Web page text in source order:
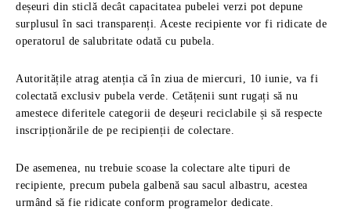
deșeuri din sticlă decât capacitatea pubelei verzi pot depune
surplusul în saci transparenți. Aceste recipiente vor fi ridicate de
operatorul de salubritate odată cu pubela.
Autoritățile atrag atenția că în ziua de miercuri, 10 iunie, va fi
colectată exclusiv pubela verde. Cetățenii sunt rugați să nu
amestece diferitele categorii de deșeuri reciclabile și să respecte
inscripționările de pe recipienții de colectare.
De asemenea, nu trebuie scoase la colectare alte tipuri de
recipiente, precum pubela galbenă sau sacul albastru, acestea
urmând să fie ridicate conform programelor dedicate.